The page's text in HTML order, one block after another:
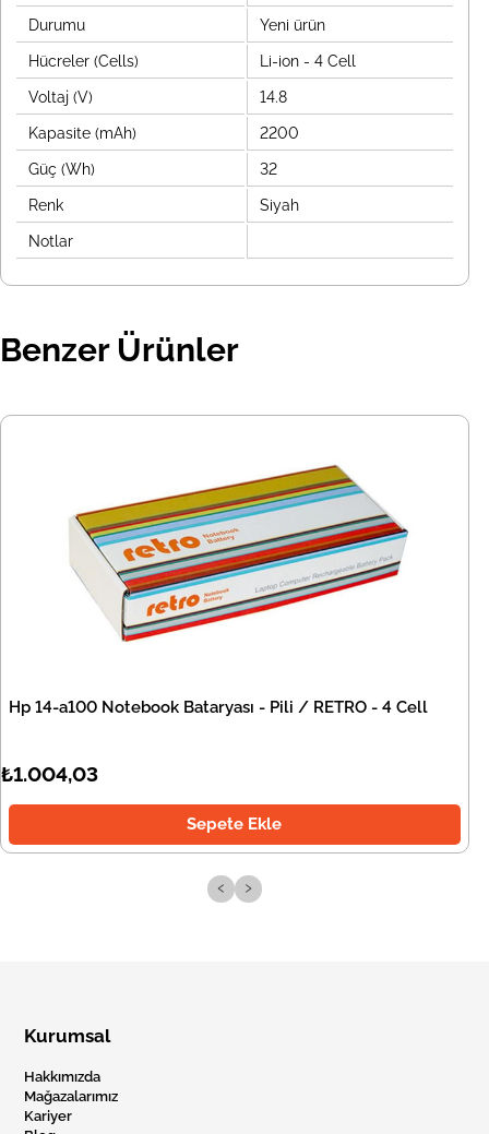
Durumu Yeni ürün
Hücreler (Cells) Li-ion - 4 Cell
Voltaj (V) 14.8
Kapasite (mAh) 2200
Güç (Wh) 32
Renk Siyah
Notlar
Benzer Ürünler
Hp 14-a100 Notebook Bataryası - Pili / RETRO - 4 Cell
₺1.004,03
Sepete Ekle
‹ ›
Kurumsal
Hakkımızda
Mağazalarımız
Kariyer